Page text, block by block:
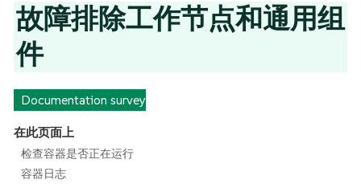
故障排除工作节点和通用组
件
Documentation survey
在此页面上
检查容器是否正在运行
容器日志